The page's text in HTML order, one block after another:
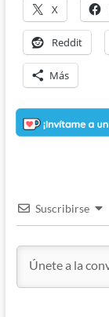
X
Reddit
Más
Suscribirse